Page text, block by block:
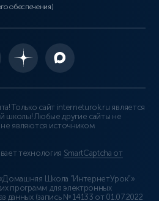
обеспечения)
Только сайт interneturok.ru является
школы! Любые другие сайты не
являются источником
технология SmartCaptcha от
Школа “ИнтернетУрок”»
программ для электронных
данных (запись № 14133 от 01.07.2022